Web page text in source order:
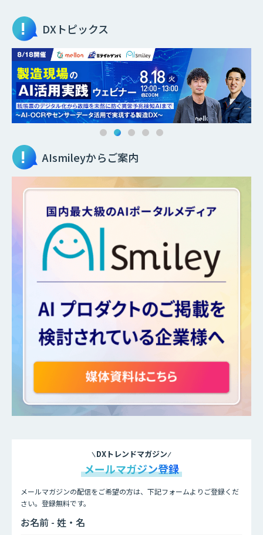
DXトピックス
AIsmileyからご案内
DXトレンドマガジン
メールマガジン登録
メールマガジンの配信をご希望の方は、下記フォームよりご登録くだ
さい。登録無料です。
お名前 - 姓・名